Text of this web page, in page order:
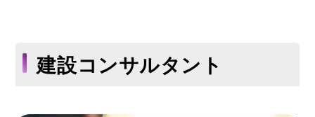
建設コンサルタント